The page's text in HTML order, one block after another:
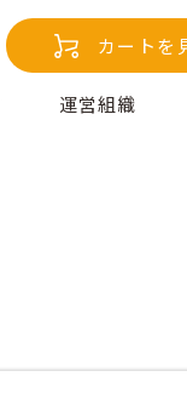
カートを
運営組織